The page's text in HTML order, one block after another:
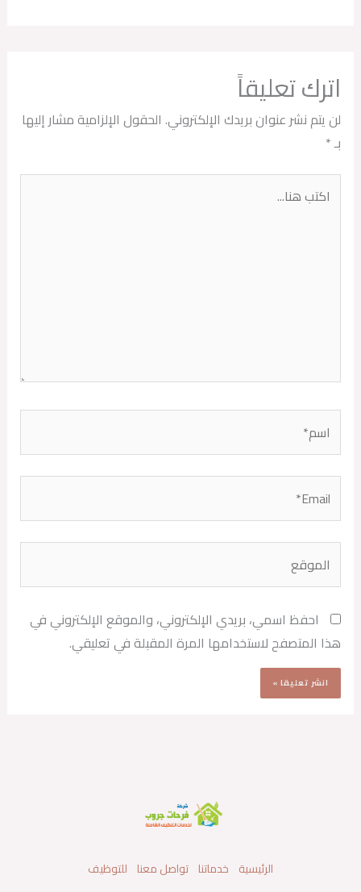
اترك تعليقاً
لن يتم نشر عنوان بريدك الإلكتروني. الحقول الإلزامية مشار إليها
بـ*
هنا...
احفظ اسمي، بريدي الإلكتروني، والموقع الإلكتروني في
هذا المتصفح لاستخدامها المرة المقبلة في تعليقي.
الرئيسية خدماتنا تواصل معنا للتوظيف